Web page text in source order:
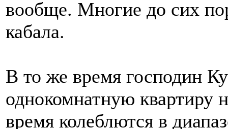
вообще. Многие до сих
кабала.
В то же время господин
однокомнатную квартиру
время колеблются в